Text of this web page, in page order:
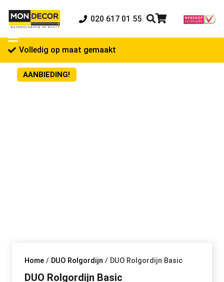
020 617 01 55
Volledig op maat gemaakt
AANBIEDING!
Home / DUO Rolgordijn / DUO Rolgordijn Basic
DUO Rolgordijn Basic